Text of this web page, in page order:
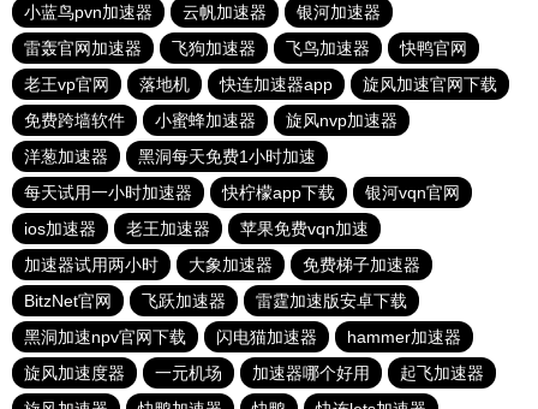
小蓝鸟pvn加速器
云帆加速器
银河加速器
雷轰官网加速器
飞狗加速器 飞鸟加速器
快鸭官网
老王vp官网
落地机 快连加速器app
旋风加速官网下载
免费跨墙软件
小蜜蜂加速器
旋风nvp加速器
洋葱加速器
黑洞每天免费1小时加速
每天试用一小时加速器
快柠檬app下载
银河vqn官网
ios加速器
老王加速器
苹果免费vqn加速
加速器试用两小时
大象加速器
免费梯子加速器
BitzNet官网
飞跃加速器
雷霆加速版安卓下载
黑洞加速npv官网下载
闪电猫加速器
hammer加速器
旋风加速度器
一元机场 加速器哪个好用
起飞加速器